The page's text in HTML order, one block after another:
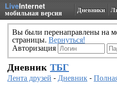
LiveInternet
мобильная версия Дневники
Вы были перенаправлены на
страницы. Вернуться!
Авторизация
Дневник ТБГ
Лента друзей -Дневник-